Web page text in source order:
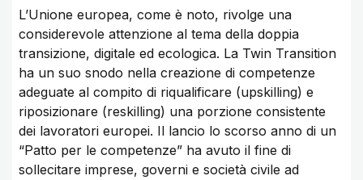
L’Unione europea, come è noto, rivolge una
considerevole attenzione al tema della doppia
transizione, digitale ed ecologica. La Twin Transition
ha un suo snodo nella creazione di competenze
adeguate al compito di riqualificare (upskilling) e
riposizionare (reskilling) una porzione consistente
dei lavoratori europei. Il lancio lo scorso anno di un
“Patto per le competenze” ha avuto il fine di
sollecitare imprese, governi e società civile ad